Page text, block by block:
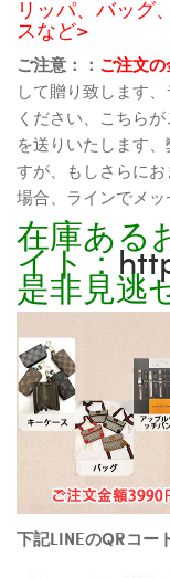
リッパ、バッグ
スなど>
ご注意：： ご注文
して贈り致します
ください、こちら
を送りいたします
すが、もしさらに
場合、ラインでメ
在庫ある
イト：
是非見逃
下記LINEのQRコー